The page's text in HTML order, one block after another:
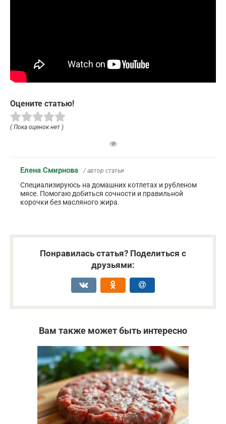
Оцените статью!
( Пока оценок нет )
Елена Смирнова / автор статьи
Специализируюсь на домашних котлетах и рубленом
мясе. Помогаю добиться сочности и правильной
корочки без масляного жира.
Понравилась статья? Поделиться с
друзьями:
Вам также может быть интересно